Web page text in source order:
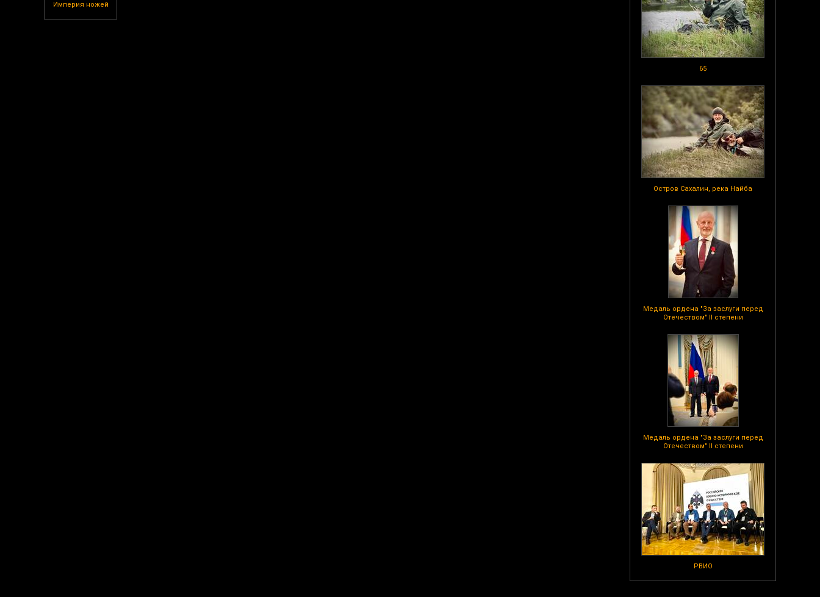
Империя ножей
65
Остров Сахалин, река Найба
Медаль ордена "За заслуги перед
Отечеством" II степени
Медаль ордена "За заслуги перед
Отечеством" II степени
РВИО